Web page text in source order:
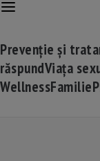
Prevenție și
răspundViața
WellnessFamilie